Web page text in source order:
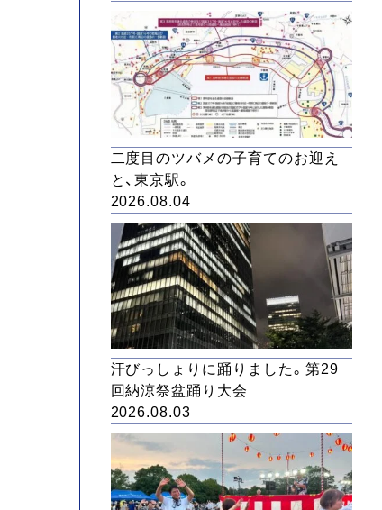
二度目のツバメの子育てのお迎え
と、東京駅。
2026.08.04
汗びっしょりに踊りました。第29
回納涼祭盆踊り大会
2026.08.03